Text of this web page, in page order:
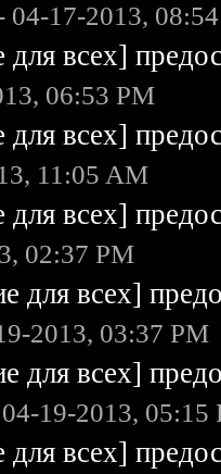
04-17-2013,
всех]
06:53 PM
всех]
11:05 AM
всех]
02:37 PM
для всех]
2013, 03:37 PM
для всех]
19-2013, 05:15
всех]